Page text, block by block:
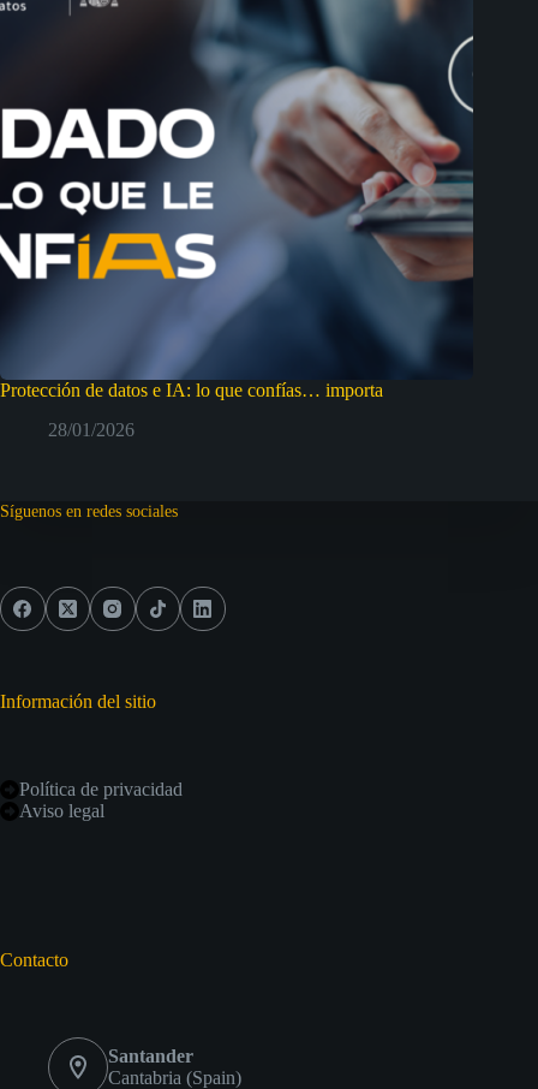
Protección de datos e IA: lo que confías… importa
28/01/2026
Síguenos en redes sociales
Información del sitio
Política de privacidad
Aviso legal
Contacto
Santander
Cantabria (Spain)